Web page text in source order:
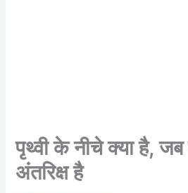
पृथ्वी के नीचे क्या है,
अंतरिक्ष है